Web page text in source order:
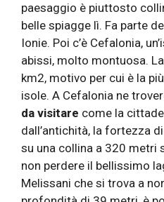
paesaggio è piuttosto
belle spiagge lì. Fa parte
Ionie. Poi c’è Cefalonia,
abissi, molto montuosa.
km2, motivo per cui è la
isole. A Cefalonia ne
da visitare come la
dall’antichità, la fortezza
su una collina a 320 metri
non perdere il bellissimo
Melissani che si trova a